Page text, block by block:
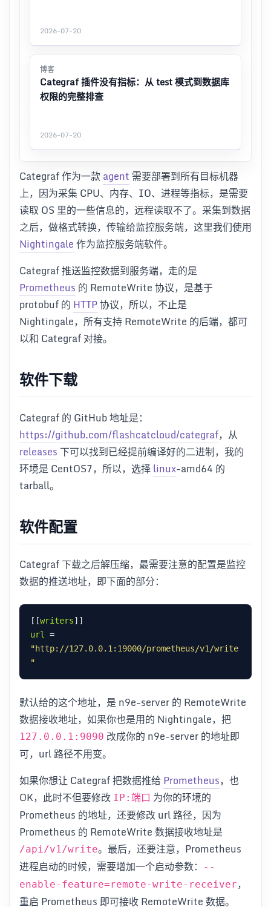
2026-07-20
博客
Categraf 插件没有指标：从 test 模式到数据库
权限的完整排查
2026-07-20
Categraf 作为一款agent 需要部署到所有目标机器
上，因为采集 CPU、内存、IO、进程等指标，是需要
读取 OS 里的一些信息的，远程读取不了。采集到数据
之后，做格式转换，传输给监控服务端，这里我们使用
Nightingale作为监控服务端软件。
Categraf 推送监控数据到服务端，走的是
Prometheus 的 RemoteWrite 协议，是基于
protobuf 的 HTTP协议，所以，不止是
Nightingale，所有支持 RemoteWrite 的后端，都可
以和 Categraf 对接。
软件下载
Categraf 的 GitHub 地址是：
https://github.com/flashcatcloud/categraf，从
releases下可以找到已经提前编译好的二进制，我的
环境是 CentOS7，所以，选择linux-amd64 的
tarball。
软件配置
Categraf 下载之后解压缩，最需要注意的配置是监控
数据的推送地址，即下面的部分：
[[writers
url
"http://127.0.0.1:19000/prometheus/v1/write
"
默认给的这个地址，是 n9e-server 的 RemoteWrite
数据接收地址，如果你也是用的 Nightingale，把
127.0.0.1:9090 改成你的 n9e-server 的地址即
可，url 路径不用变。
如果你想让 Categraf 把数据推给 Prometheus，也
OK，此时不但要修改 IP:端口 为你的环境的
Prometheus 的地址，还要修改 url 路径，因为
Prometheus 的 RemoteWrite 数据接收地址是
/api/v1/write。最后，还要注意，Prometheus
进程启动的时候，需要增加一个启动参数：
--
enable-feature=remote-write-receiver，
重启 Prometheus 即可接收 RemoteWrite 数据。